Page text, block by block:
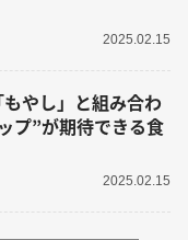
2025.02.15
やし」と組み合わ
プ”が期待できる食
2025.02.15